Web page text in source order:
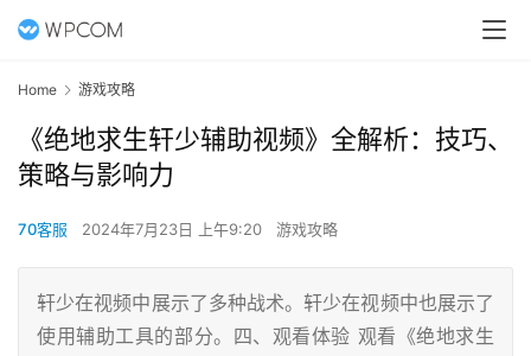
Home 游戏攻略
《绝地求生轩少辅助视频》全解析：技巧、
策略与影响力
70客服 2024年7月23日 上午9:20 游戏攻略
轩少在视频中展示了多种战术。轩少在视频中也展示了
使用辅助工具的部分。四、观看体验 观看《绝地求生